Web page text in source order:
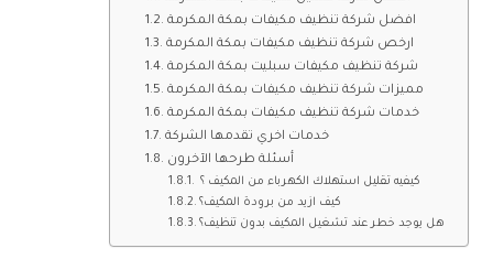
افضل شركة تنظيف مكيفات بمكة المكرمة
ارخص شركة تنظيف مكيفات بمكة المكرمة
شركة تنظيف مكيفات سبليت بمكة المكرمة
مميزات شركة تنظيف مكيفات بمكة المكرمة
خدمات شركة تنظيف مكيفات بمكة المكرمة
خدمات اخري تقدمها الشركة
كيفيه تقليل استهلاك الكهرباء من المكيف ؟
كيف ازيد من برودة المكيف؟
هل يوجد خطر عند تشغيل المكيف بدون تنظيف؟